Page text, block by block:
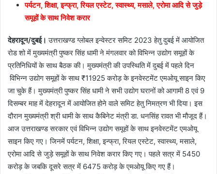
पर्यटन, शिक्षा, इन्फ्रा, रियल एस्टेट, स्वास्थ्य, मसाले, एरोमा आदि से जुड़े
समूहों के साथ निवेश करार
देहरादून/दुबई। उत्तराखण्ड ग्लोबल इन्वेस्टर समिट 2023 हेतु दुबई में आयोजित
रोड शो में मुख्यमंत्री पुष्कर सिंह धामी ने मंगलवार को विभिन्न उद्योग समूहों के
प्रतिनिधियों के साथ बैठक की। मुख्यमंत्री की उपस्थिति में दुबई में पहले दिन
विभिन्न उद्योग समूहों के साथ ₹11925 करोड़ के इनवेस्टमेंट एमओयू साइन किए
जा चुके हैं। मुख्यमंत्री पुष्कर सिंह धामी ने सभी उद्योग घरानों को आगामी 8 एवं 9
दिसम्बर माह में देहरादून में आयोजित होने वाले समिट हेतु निमत्रण भी दिया। इस
दौरान मुख्यमंत्री श्री धामी के साथ कैबिनेट मंत्री डा. धनसिंह रावत भी मौजूद हैं।
आज उत्तराखण्ड सरकार एवं विभिन्न उद्योग समूहों के साथ इनवेस्टमेंट एमओयू
साइन किए गए। जिनमें पर्यटन, शिक्षा, इन्फ्रा, रियल एस्टेट, स्वास्थ्य, मसाले,
एरोमा आदि से जुड़े समूहों के साथ निवेश करार किए गए। पहले सत्र में 5450
करोड़ के जबकि दूसरे सत्र में 6475 करोड़ के एमओयू किए गए हैं।